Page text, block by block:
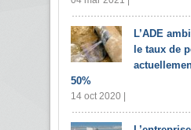
L’ADE
le taux de
50%
14 oct 2020 |